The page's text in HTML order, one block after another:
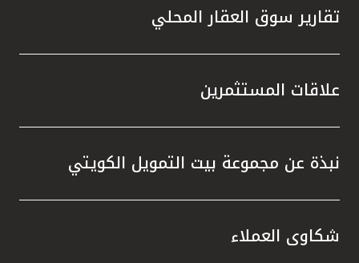
تقارير سوق العقار المحلي
علاقات المستثمرين
نبذة عن مجموعة بيت التمويل الكويتي
شكاوى العملاء